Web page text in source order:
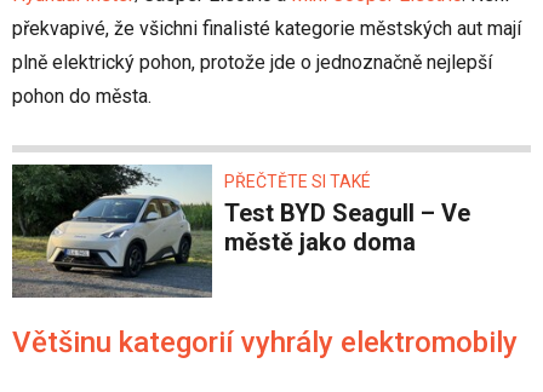
překvapivé, že všichni finalisté kategorie městských aut mají
plně elektrický pohon, protože jde o jednoznačně nejlepší
pohon do města.
PŘEČTĚTE SI TAKÉ
Test BYD Seagull – Ve
městě jako doma
Většinu kategorií vyhrály elektromobily